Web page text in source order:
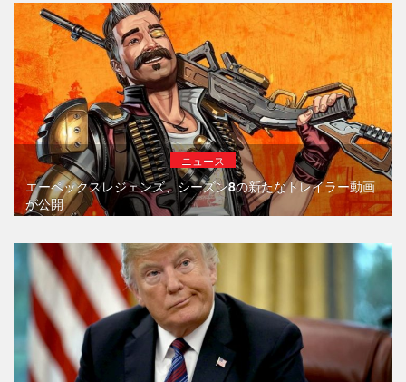
ニュース
エーペックスレジェンズ、シーズン8の新たなトレイラー動画
が公開